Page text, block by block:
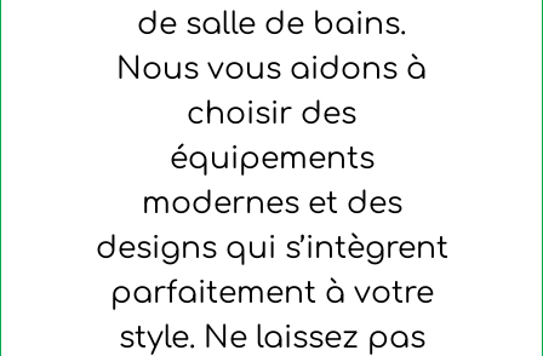
de salle de bains.
Nous vous aidons à
choisir des
équipements
modernes et des
designs qui s’intègrent
parfaitement à votre
style. Ne laissez pas